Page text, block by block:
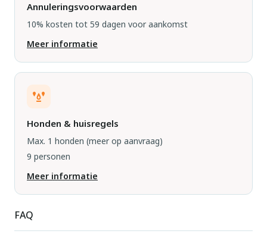
Annuleringsvoorwaarden
10% kosten tot 59 dagen voor aankomst
Meer informatie
Honden & huisregels
Max. 1 honden (meer op aanvraag)
9 personen
Meer informatie
FAQ